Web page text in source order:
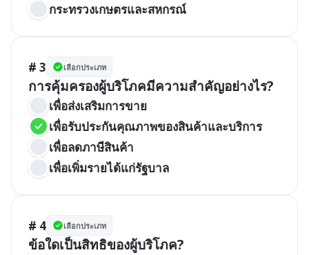
กระทรวงเกษตรและสหกรณ์
# 3 เลือกประเภท
การคุ้มครองผู้บริโภคมีความสำคัญอย่างไร?
เพื่อส่งเสริมการขาย
เพื่อรับประกันคุณภาพของสินค้าและบริการ
เพื่อลดภาษีสินค้า
เพื่อเพิ่มรายได้แก่รัฐบาล
# 4 เลือกประเภท
ข้อใดเป็นสิทธิของผู้บริโภค?